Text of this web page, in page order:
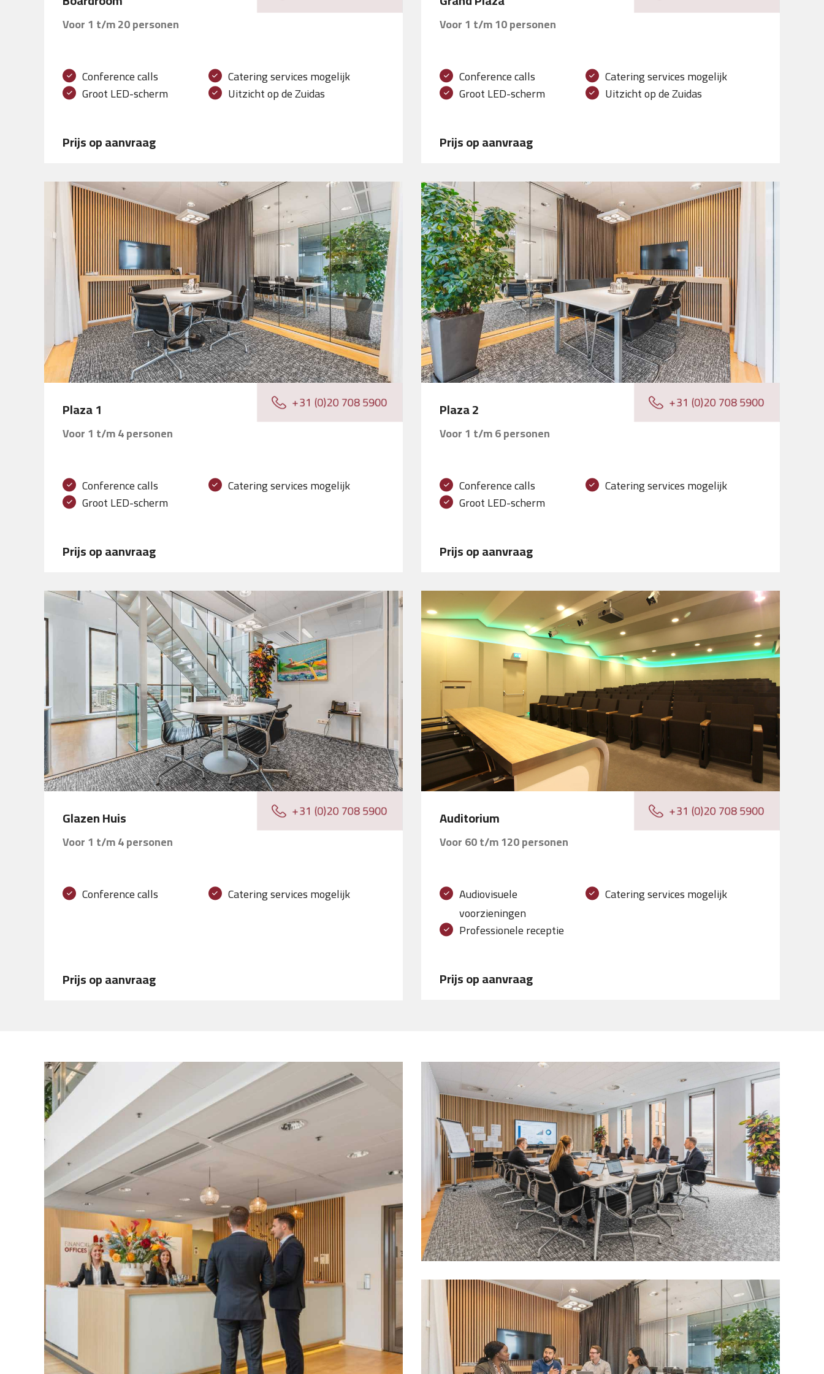
Voor 1 t/m 20 personen
Conference calls
Catering services mogelijk
Groot LED-scherm
Uitzicht op de Zuidas
Prijs op aanvraag
Voor 1 t/m 10 personen
Conference calls
Catering services mogelijk
Groot LED-scherm
Uitzicht op de Zuidas
Prijs op aanvraag
Plaza 1
Voor 1 t/m 4 personen
Conference calls
Catering services mogelijk
Groot LED-scherm
Prijs op aanvraag
Plaza 2
Voor 1 t/m 6 personen
Conference calls
Catering services mogelijk
Groot LED-scherm
Prijs op aanvraag
Glazen Huis
Voor 1 t/m 4 personen
Conference calls Catering services mogelijk
Prijs op aanvraag
Auditorium
Voor 60 t/m 120 personen
Audiovisuele
voorzieningen
Catering services mogelijk
Professionele receptie
Prijs op aanvraag